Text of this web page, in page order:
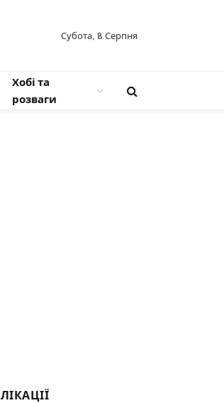
Субота, 8 Серпня
Хобі та
розваги